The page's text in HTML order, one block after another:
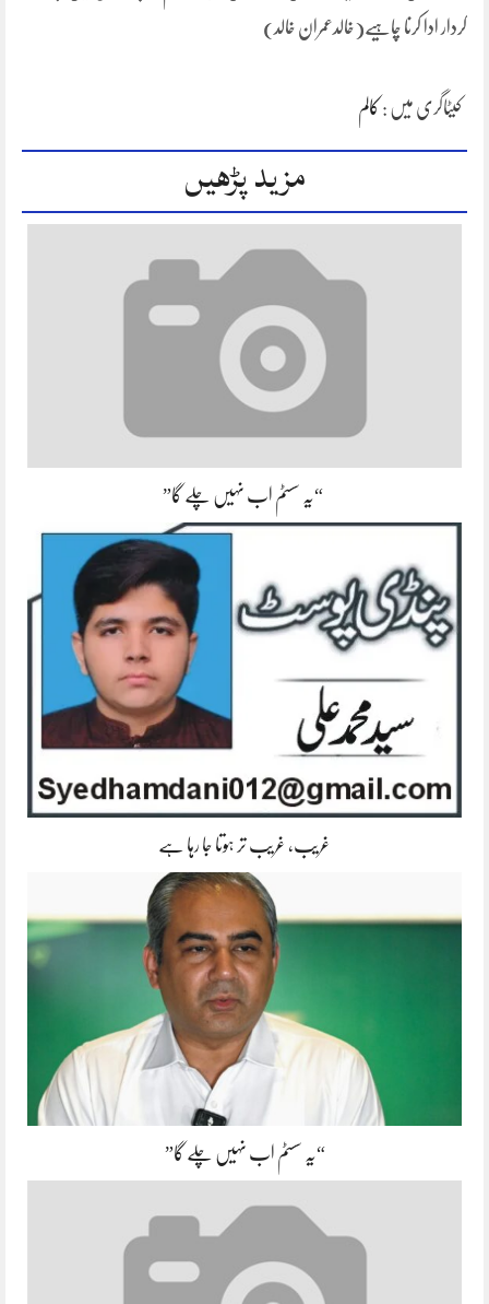
کردار ادا کرنا چاہیے(خالدعمران خالد)
کیٹاگری میں : کالم
مزید پڑھیں
“یہ سسٹم اب نہیں چلے گا”
غریب، غریب تر ہوتا جا رہا ہے
“یہ سسٹم اب نہیں چلے گا”